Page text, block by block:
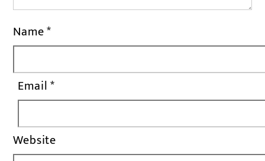
Name*
Email*
Website